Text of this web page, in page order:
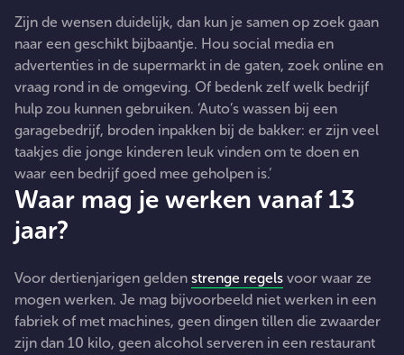
Zijn de wensen duidelijk, dan kun je samen op zoek gaan
naar een geschikt bijbaantje. Hou social media en
advertenties in de supermarkt in de gaten, zoek online en
vraag rond in de omgeving. Of bedenk zelf welk bedrijf
hulp zou kunnen gebruiken. ‘Auto’s wassen bij een
garagebedrijf, broden inpakken bij de bakker: er zijn veel
taakjes die jonge kinderen leuk vinden om te doen en
waar een bedrijf goed mee geholpen is.’
Waar mag je werken vanaf 13
jaar?
Voor dertienjarigen gelden strenge regels voor waar ze
mogen werken. Je mag bijvoorbeeld niet werken in een
fabriek of met machines, geen dingen tillen die zwaarder
zijn dan 10 kilo, geen alcohol serveren in een restaurant